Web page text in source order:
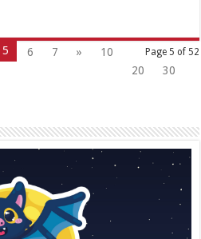
Page 5 of 52
5 6 7 »
10
20
30